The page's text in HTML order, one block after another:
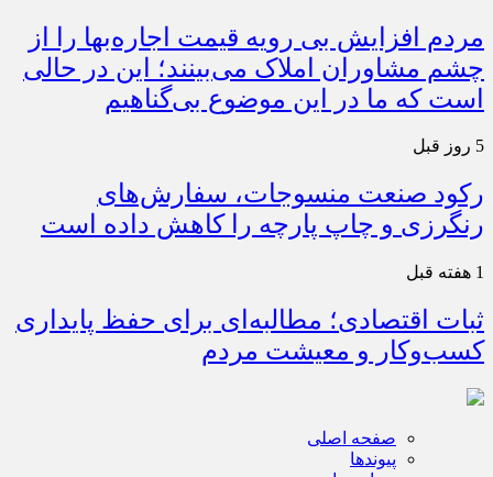
مردم افزایش بی رویه قیمت اجاره‌بها را از
چشم مشاوران املاک می‌بینند؛ این در حالی
است که ما در این موضوع بی‌گناهیم
5 روز قبل
رکود صنعت منسوجات، سفارش‌های
رنگرزی و چاپ پارچه را کاهش داده است
1 هفته قبل
ثبات اقتصادی؛ مطالبه‌ای برای حفظ پایداری
کسب‌وکار و معیشت مردم
صفحه اصلی
پیوندها